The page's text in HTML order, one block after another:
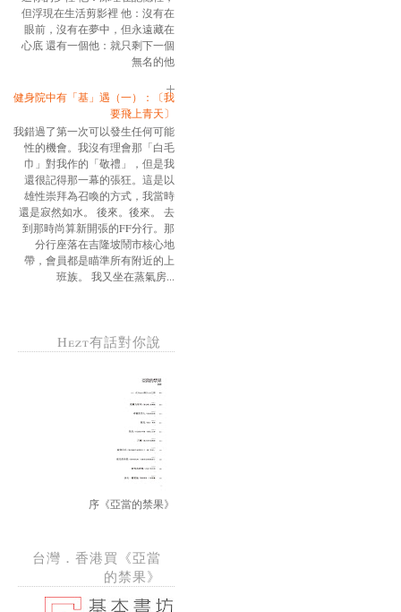
但浮現在生活剪影裡 他：沒有在
眼前，沒有在夢中，但永遠藏在
心底 還有一個他：就只剩下一個
無名的他
健身院中有「基」遇（一）：〔我
要飛上青天〕
我錯過了第一次可以發生任何可能
性的機會。我沒有理會那「白毛
巾」對我作的「敬禮」，但是我
還很記得那一幕的張狂。這是以
雄性崇拜為召喚的方式，我當時
還是寂然如水。 後來。後來。 去
到那時尚算新開張的FF分行。那
分行座落在吉隆坡鬧市核心地
帶，會員都是瞄準所有附近的上
班族。 我又坐在蒸氣房...
Hezt有話對你說
序《亞當的禁果》
台灣．香港買《亞當
的禁果》